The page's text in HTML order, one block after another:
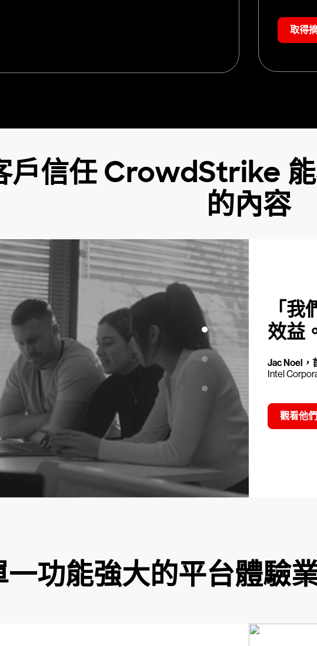
取得
戶信任 CrowdStrike
的內容
Intel
Jac Noel，
「
效益
觀看他
一功能強大的平台體驗